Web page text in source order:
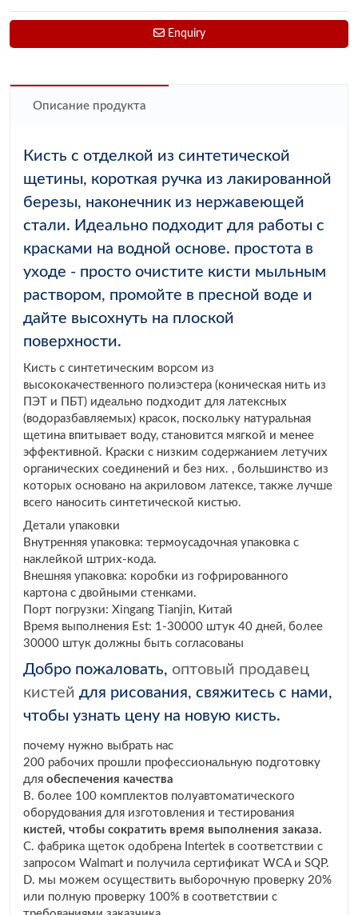
Enquiry
Описание продукта
Кисть с отделкой из синтетической
щетины, короткая ручка из лакированной
березы, наконечник из нержавеющей
стали. Идеально подходит для работы с
красками на водной основе. простота в
уходе - просто очистите кисти мыльным
раствором, промойте в пресной воде и
дайте высохнуть на плоской
поверхности.
Кисть с синтетическим ворсом из
высококачественного полиэстера (коническая нить из
ПЭТ и ПБТ) идеально подходит для латексных
(водоразбавляемых) красок, поскольку натуральная
щетина впитывает воду, становится мягкой и менее
эффективной. Краски с низким содержанием летучих
органических соединений и без них. , большинство из
которых основано на акриловом латексе, также лучше
всего наносить синтетической кистью.
Детали упаковки
Внутренняя упаковка: термоусадочная упаковка с
наклейкой штрих-кода.
Внешняя упаковка: коробки из гофрированного
картона с двойными стенками.
Порт погрузки: Xingang Tianjin, Китай
Время выполнения Est: 1-30000 штук 40 дней, более
30000 штук должны быть согласованы
Добро пожаловать, оптовый продавец
кистей для рисования, свяжитесь с нами,
чтобы узнать цену на новую кисть.
почему нужно выбрать нас
200 рабочих прошли профессиональную подготовку
для обеспечения качества
B. более 100 комплектов полуавтоматического
оборудования для изготовления и тестирования
кистей, чтобы сократить время выполнения заказа.
C. фабрика щеток одобрена Intertek в соответствии с
запросом Walmart и получила сертификат WCA и SQP.
D. мы можем осуществить выборочную проверку 20%
или полную проверку 100% в соответствии с